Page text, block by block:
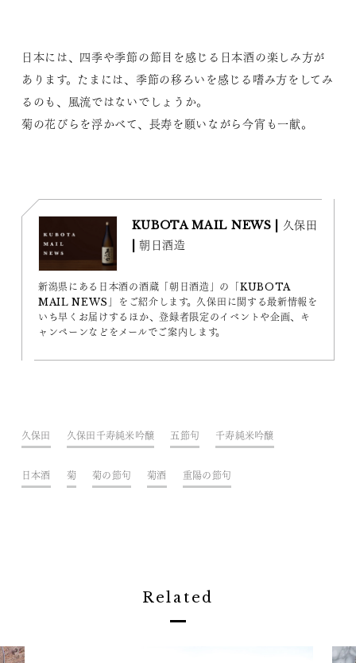
日本には、四季や季節の節目を感じる日本酒の楽しみ方が
あります。たまには、季節の移ろいを感じる嗜み方をしてみ
るのも、風流ではないでしょうか。
菊の花びらを浮かべて、長寿を願いながら今宵も一献。
KUBOTA MAIL NEWS | 久保田
| 朝日酒造
新潟県にある日本酒の酒蔵「朝日酒造」の「KUBOTA
MAIL NEWS」をご紹介します。久保田に関する最新情報を
いち早くお届けするほか、登録者限定のイベントや企画、キ
ャンペーンなどをメールでご案内します。
久保田 久保田千寿純米吟醸 五節句 千寿純米吟醸
日本酒 菊 菊の節句 菊酒 重陽の節句
Related